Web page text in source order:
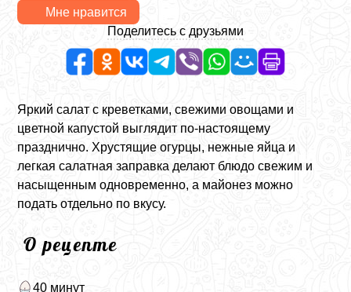
Мне нравится
Поделитесь с друзьями
Яркий салат с креветками, свежими овощами и
цветной капустой выглядит по-настоящему
празднично. Хрустящие огурцы, нежные яйца и
легкая салатная заправка делают блюдо свежим и
насыщенным одновременно, а майонез можно
подать отдельно по вкусу.
О рецепте
40 минут